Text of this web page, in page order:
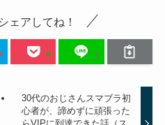
ェアしてね！
30代のおじさんスマブラ初
心者が、諦めずに頑張った